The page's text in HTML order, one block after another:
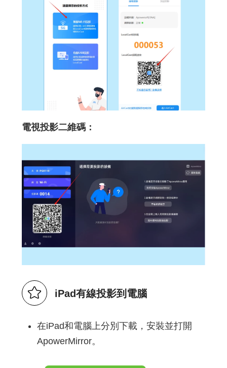
電視投影二維碼：
iPad有線投影到電腦
在iPad和電腦上分別下載，安裝並打開
ApowerMirror。